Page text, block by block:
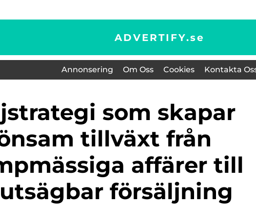
ADVERTIFY.se
Annonsering Om Oss Cookies Kontakta
tillväxt från
affärer till
försäljning